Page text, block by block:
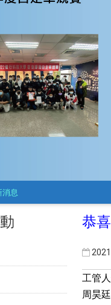
消息
恭
工管
周昊